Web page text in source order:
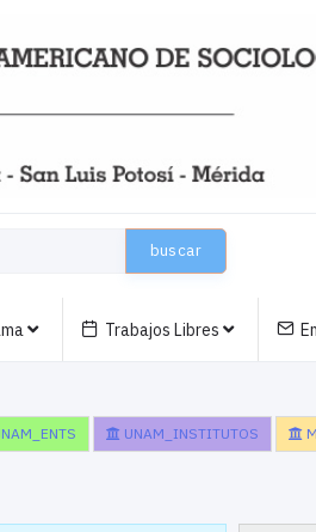
buscar
Trabajos Libres
UNAM_INSTITUTOS